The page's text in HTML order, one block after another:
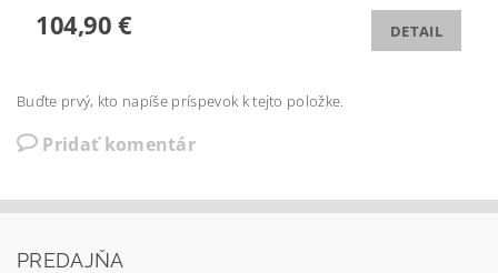
104,90 € DETAIL
Buďte prvý, kto napíše príspevok k tejto položke.
Pridať komentár
PREDAJŇA